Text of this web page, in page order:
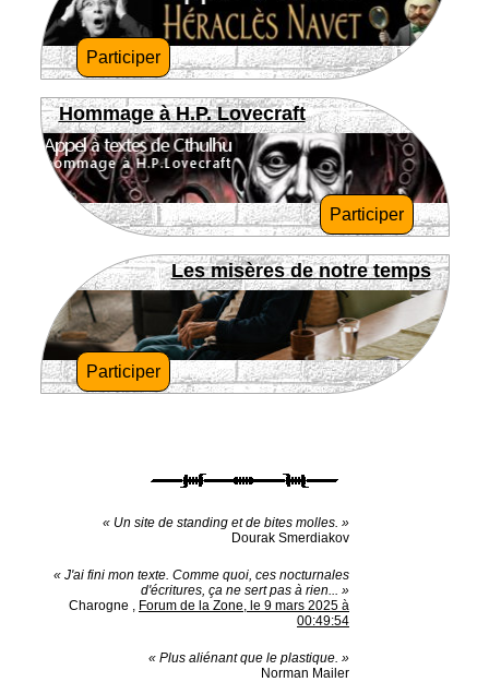
Participer
Hommage à H.P. Lovecraft
Participer
Les misères de notre temps
Participer
« Un site de standing et de bites molles. »
Dourak Smerdiakov
« J'ai fini mon texte. Comme quoi, ces nocturnales
d'écritures, ça ne sert pas à rien... »
Charogne , Forum de la Zone, le 9 mars 2025 à
00:49:54
« Plus aliénant que le plastique. »
Norman Mailer